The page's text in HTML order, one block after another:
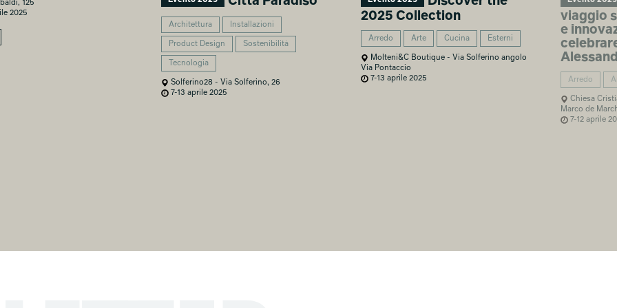
125
2025
Architettura Installazioni
Product Design Sostenibilità
Tecnologia
Solferino28 - Via Solferino, 26
7-13 aprile 2025
2025 Collection
Arredo Arte Cucina Esterni
Molteni&C Boutique - Via Solferino angolo
Via Pontaccio
7-13 aprile 2025
viaggio
e
Arredo
Chiesa
Marco de
7-12 aprile